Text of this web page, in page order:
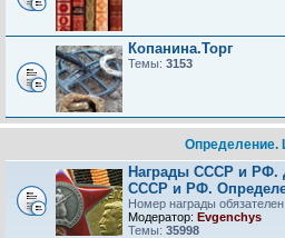
Копанина.Торг
Темы: 3153
Определение.
Награды СССР и РФ.
СССР и РФ.
Номер награды
Модератор: Evgenchys
Темы: 35998